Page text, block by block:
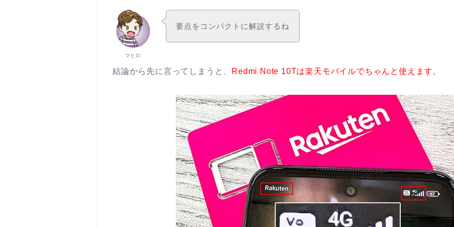
マヒロ
要点をコンパクトに解説するね
結論から先に言ってしまうと、 Redmi Note 10Tは楽天モバイルでちゃんと使えます 。